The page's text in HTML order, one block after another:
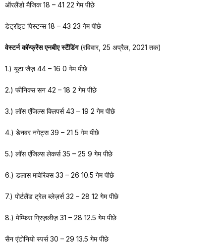
ऑरलैंडो मैजिक 18 – 41 22 गेम पीछे
डेट्रॉइट पिस्टन्स 18 – 43 23 गेम पीछे
वेस्टर्न कॉन्फ्रेंस एनबीए स्टैंडिंग(रविवार, 25 अप्रैल, 2021 तक)
1.) यूटा जैज़ 44 – 16 0 गेम पीछे
2.) फीनिक्स सन 42 – 18 2 गेम पीछे
3.) लॉस एंजिल्स क्लिपर्स 43 – 19 2 गेम पीछे
4.) डेनवर नगेट्स 39 – 21 5 गेम पीछे
5.) लॉस एंजिल्स लेकर्स 35 – 25 9 गेम पीछे
6.) डलास मावेरिक्स 33 – 26 10.5 गेम पीछे
7.) पोर्टलैंड ट्रेल ब्लेज़र्स 32 – 28 12 गेम पीछे
8.) मेम्फिस ग्रिज़लीज़ 31 – 28 12.5 गेम पीछे
सैन एंटोनियो स्पर्स 30 – 29 13.5 गेम पीछे